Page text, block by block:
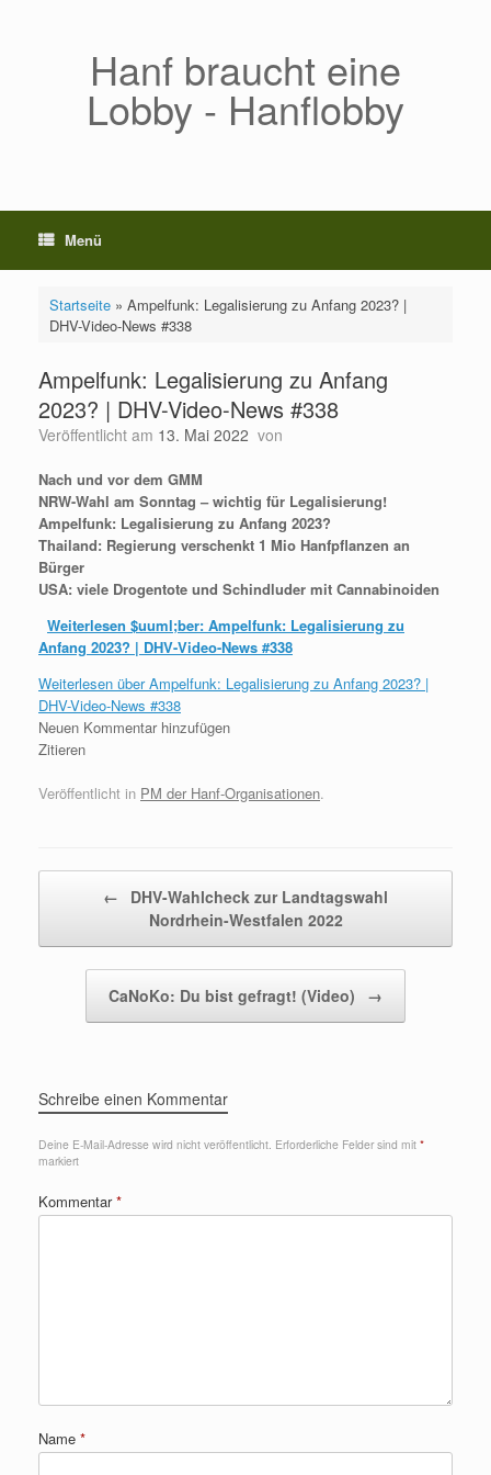
Hanf braucht eine
Lobby - Hanflobby
Menü
Startseite» Ampelfunk: Legalisierung zu Anfang 2023? |
DHV-Video-News #338
Ampelfunk: Legalisierung zu Anfang
2023? | DHV-Video-News #338
Veröffentlicht am 13. Mai 2022 von
Nach und vor dem GMM
NRW-Wahl am Sonntag – wichtig für Legalisierung!
Ampelfunk: Legalisierung zu Anfang 2023?
Thailand: Regierung verschenkt 1 Mio Hanfpflanzen an
Bürger
USA: viele Drogentote und Schindluder mit Cannabinoiden
Weiterlesen $uuml;ber: Ampelfunk: Legalisierung zu
Anfang 2023? | DHV-Video-News #338
Weiterlesen über Ampelfunk: Legalisierung zu Anfang 2023? |
DHV-Video-News #338
Neuen Kommentar hinzufügen
Zitieren
Veröffentlicht in PM der Hanf-Organisationen.
←
DHV-Wahlcheck zur Landtagswahl
Nordrhein-Westfalen 2022
CaNoKo: Du bist gefragt! (Video) →
Schreibe einen Kommentar
Deine E-Mail-Adresse wird nicht veröffentlicht. Erforderliche Felder sind mit *
markiert
Kommentar*
Name *